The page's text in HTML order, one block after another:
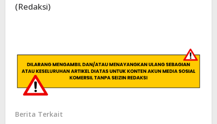
(Redaksi)
Berita Terkait